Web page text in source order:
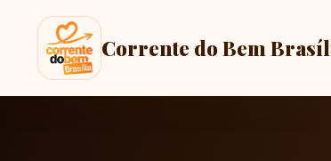
Corrente do Bem